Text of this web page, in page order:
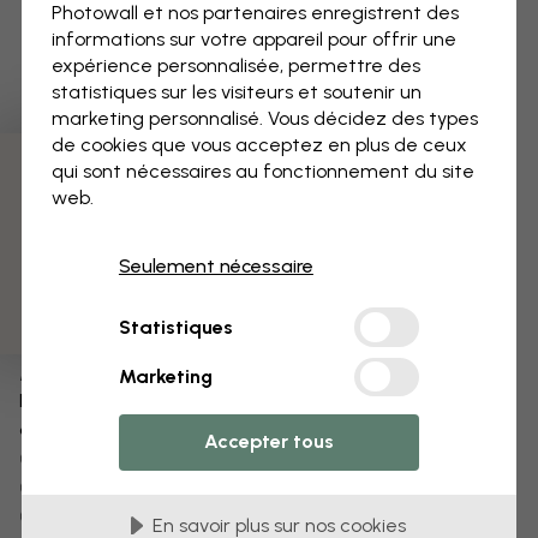
Modifiez votre papier peint
Notre équipe de conception peut modifier n’importe
quel motif pour le rendre unique.
Modifiez la taille ou les couleurs
Personnalisez un détail
Photowall et nos partenaires enregistrent des
informations sur votre appareil pour offrir une
expérience personnalisée, permettre des
statistiques sur les visiteurs et soutenir un
marketing personnalisé. Vous décidez des types
de cookies que vous acceptez en plus de ceux
qui sont nécessaires au fonctionnement du site
web.
Seulement nécessaire
Statistiques
Marketing
Accepter tous
En savoir plus sur nos cookies